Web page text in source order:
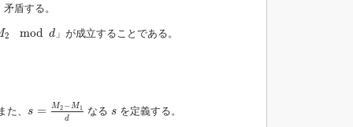
盾する。
2 mod d
mod 」が成立することである。
た、s = M2 − M1
d
2− M1
なるs
s を定義する。